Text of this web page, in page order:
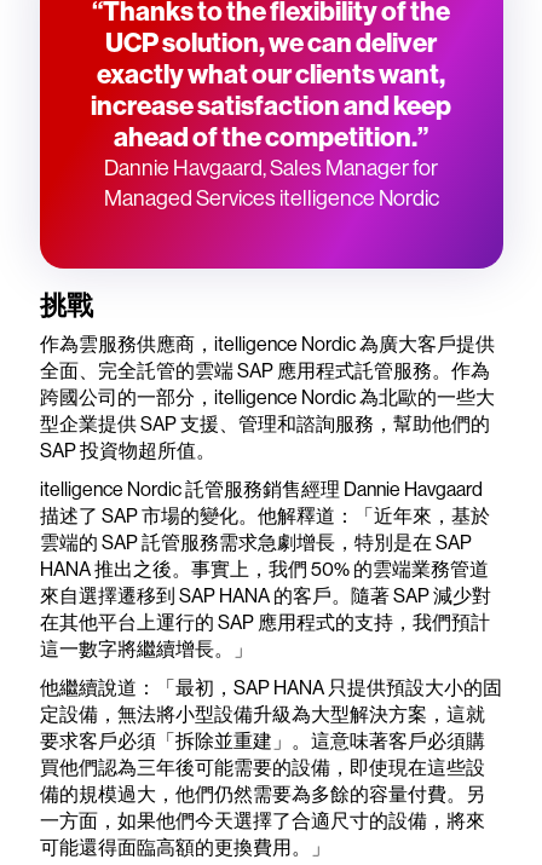
“Thanks to the flexibility of the
UCP solution, we can deliver
exactly what our clients want,
increase satisfaction and keep
ahead of the competition.”
Dannie Havgaard, Sales Manager for
Managed Services itelligence Nordic
挑戰
作為雲服務供應商，itelligence Nordic 為廣大客戶提供
全面、完全託管的雲端 SAP 應用程式託管服務。作為
跨國公司的一部分，itelligence Nordic 為北歐的一些大
型企業提供 SAP 支援、管理和諮詢服務，幫助他們的
SAP 投資物超所值。
itelligence Nordic 託管服務銷售經理 Dannie Havgaard
描述了 SAP 市場的變化。他解釋道：「近年來，基於
雲端的 SAP 託管服務需求急劇增長，特別是在 SAP
HANA 推出之後。事實上，我們 50% 的雲端業務管道
來自選擇遷移到 SAP HANA 的客戶。隨著 SAP 減少對
在其他平台上運行的 SAP 應用程式的支持，我們預計
這一數字將繼續增長。」
他繼續說道：「最初，SAP HANA 只提供預設大小的固
定設備，無法將小型設備升級為大型解決方案，這就
要求客戶必須「拆除並重建」。這意味著客戶必須購
買他們認為三年後可能需要的設備，即使現在這些設
備的規模過大，他們仍然需要為多餘的容量付費。另
一方面，如果他們今天選擇了合適尺寸的設備，將來
可能還得面臨高額的更換費用。」